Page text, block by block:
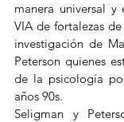
manera universal y
VIA de fortalezas
investigación de
Peterson quienes
de la psicología
años 90s.
Seligman y